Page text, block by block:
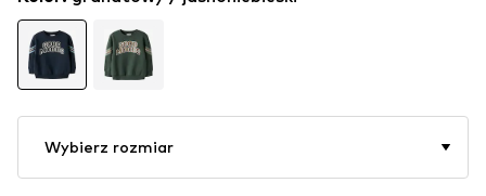
Wybierz rozmiar